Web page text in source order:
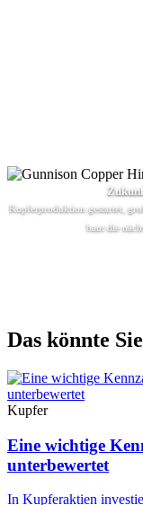
Kupferproduktion gestartet,
baut die
Das könnte
Kupfer
Eine wichtige
unterbewertet
In Kupferaktien